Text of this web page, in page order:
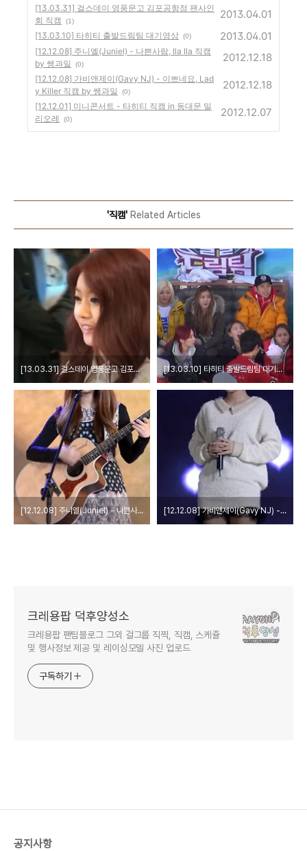
[13.03.31] 걸스데이 영풍문고 김포공항점 팬사인
회 직캠
(1)
2013.04.01
[13.03.10] 타히티 출발드림팀 대기영상 (0) 2013.04.01
[12.12.08] 주니엘(Juniel) - 나쁜사람, Ila Ila 직캠
by 쌩과일
(0)
2012.12.18
[12.12.08] 가비앤제이(Gavy NJ) - 이쁘네요, Lad
y Killer 직캠 by 쌩과일
(0)
2012.12.18
[12.12.01] 미니콘서트 - 타히티 직캠 in 동대문 밀
리오레
(0)
2012.12.07
'직캠'Related Articles
[13.03.31] 걸스데이 영풍문고 김포공항점 팬사인회 직캠 [13.03.10] 타히티 출발드림팀 대기영상
[12.12.08] 주니엘(Juniel) - 나쁜사람, Ila Ila 직캠 by 쌩과일 [12.12.08] 가비앤제이(Gavy NJ) - 이쁘네요, Lady Killer 직캠 by 쌩과일
크레용팝 덕후양성소
크레용팝 팬팀블로그 그외 걸그룹 직찍, 직캠, 스케쥴
및 행사정보 제공 및 레이싱모델 사진 업로드
구독하기
공지사항